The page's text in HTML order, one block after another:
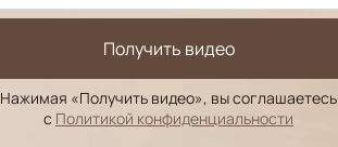
Получить видео
Нажимая «Получить видео», вы соглашаетесь
с Политикой конфиденциальности